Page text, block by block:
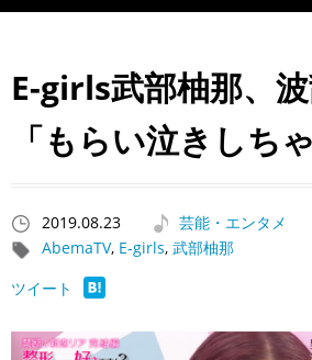
E-girls武部柚那、
「もらい泣きしち
2019.08.23
芸能・エンタメ
AbemaTV, E-girls, 武部柚那
ツイート